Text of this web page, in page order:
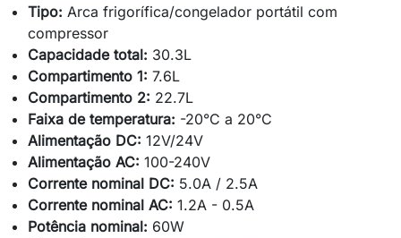
Tipo: Arca frigorífica/congelador portátil com
compressor
Capacidade total: 30.3L
Compartimento 1: 7.6L
Compartimento 2: 22.7L
Faixa de temperatura: -20°C a 20°C
Alimentação DC: 12V/24V
Alimentação AC: 100-240V
Corrente nominal DC: 5.0A / 2.5A
Corrente nominal AC: 1.2A - 0.5A
Potência nominal: 60W